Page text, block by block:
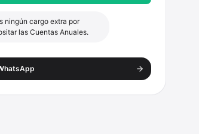
ningún cargo extra por
las Cuentas Anuales.